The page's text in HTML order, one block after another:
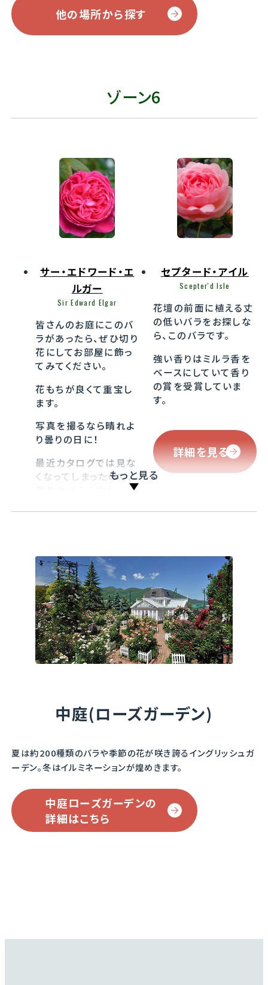
他の場所から探す
ゾーン6
サー・エドワード・エ
ルガー
Sir Edward Elgar
皆さんのお庭にこのバ
ラがあったら、ぜひ切り
花にしてお部屋に飾っ
てみてください。
花もちが良くて重宝し
ます。
写真を撮るなら晴れよ
り曇りの日に！
最近カタログでは見な
くなってしまったので、
セプタード・アイル
Scepter'd Isle
花壇の前面に植える丈
の低いバラをお探しな
ら、このバラです。
強い香りはミルラ香を
ベースにしていて香り
の賞を受賞していま
す。
詳細を見る
キャスリン・モーレー
Kathryn Morley
ソフトピンクとも言わ
れ、この色系のバラに
ンのようなティー香が
あります。
ポートメリオン
Portmeirion
つ“ポートメリオン”で
すが、花色、花形は“ガ
ル”に似ていると思うの
は私だけでしょうか？
深みのあるピンクで上
もっと見る
中庭(ローズガーデン)
夏は約200種類のバラや季節の花が咲き誇るイングリッシュガ
ーデン。冬はイルミネーションが煌めきます。
中庭ローズガーデンの
詳細はこちら